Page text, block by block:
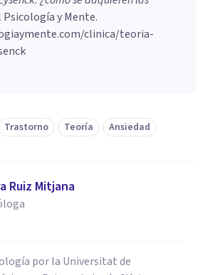
y Mente.
clinica/teoria-
Trastorno Teoría Ansiedad
Ruiz Mitjana
por la Universitat de